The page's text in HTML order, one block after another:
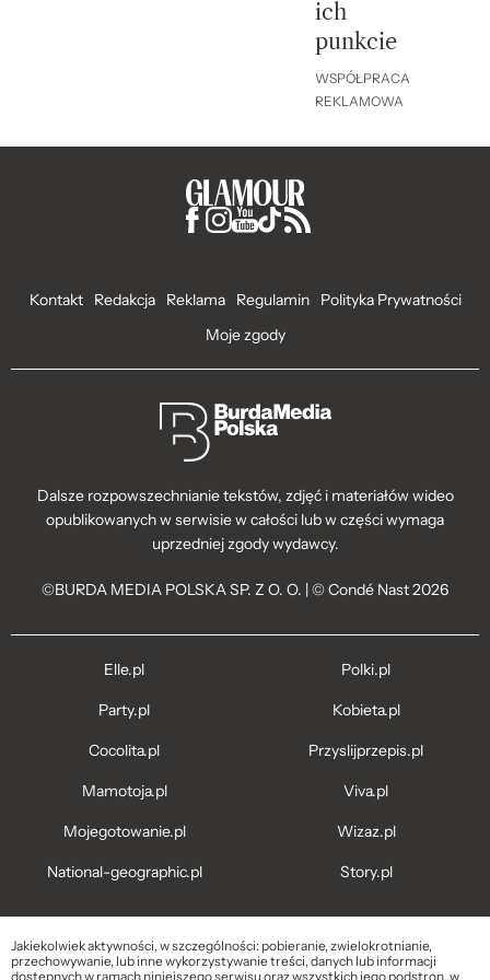
ich
punkcie
WSPÓŁPRACA
REKLAMOWA
Kontakt Redakcja Reklama Regulamin
Polityka Prywatności
Moje zgody
Dalsze rozpowszechnianie tekstów, zdjęć i materiałów wideo
opublikowanych w serwisie w całości lub w części wymaga
uprzedniej zgody wydawcy.
©BURDA MEDIA POLSKA SP. Z O. O. | © Condé Nast 2026
Elle.pl
Party.pl
Cocolita.pl
Mamotoja.pl
Mojegotowanie.pl
National-geographic.pl
Polki.pl
Kobieta.pl
Przyslijprzepis.pl
Viva.pl
Wizaz.pl
Story.pl
Jakiekolwiek aktywności, w szczególności: pobieranie, zwielokrotnianie,
przechowywanie, lub inne wykorzystywanie treści, danych lub informacji